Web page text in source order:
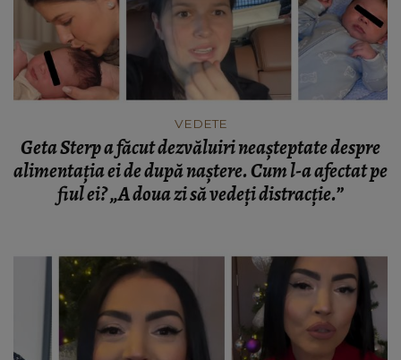
VEDETE
Geta Sterp a făcut dezvăluiri neașteptate despre
alimentația ei de după naștere. Cum l-a afectat pe
fiul ei? „A doua zi să vedeți distracție.”